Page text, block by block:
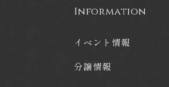
Information
イベント情報
分譲情報